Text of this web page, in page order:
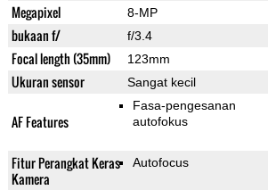
Megapixel 8-MP
bukaan f/ f/3.4
Focal length (35mm) 123mm
Ukuran sensor Sangat kecil
AF Features
Fasa-pengesanan
autofokus
Fitur Perangkat Keras
Kamera
Autofocus